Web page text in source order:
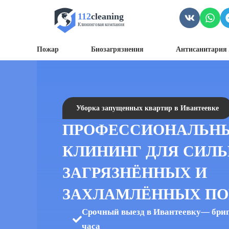
112cleaning
Клининговая компания
Пожар Биозагрязнения
Уборка запущенных квартир в Ивантеевке
КЛИНИНГ ДЛЯ
ЗАГРЯЗНЁННЫХ И
ЗАХЛАМЛЁННЫХ
Срочный выезд в Ивантеевку—
часа